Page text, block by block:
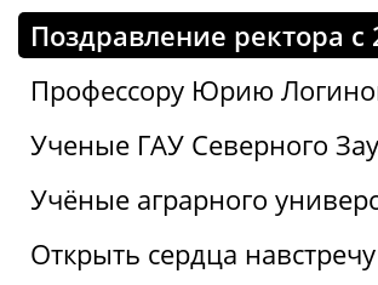
Поздравление ректора с
Профессору Юрию
Ученые ГАУ Северного
Учёные аграрного
Открыть сердца